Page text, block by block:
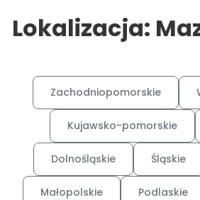
Lokalizacja:
Zachodniopomorskie
Kujawsko-pomorskie
Dolnośląskie Śląskie
Małopolskie Podlaskie